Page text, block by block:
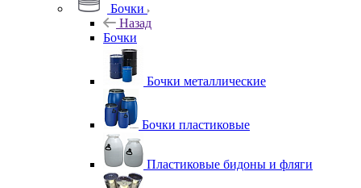
Бочки
Назад
Бочки
Бочки металлические
Бочки пластиковые
Пластиковые бидоны и фляги